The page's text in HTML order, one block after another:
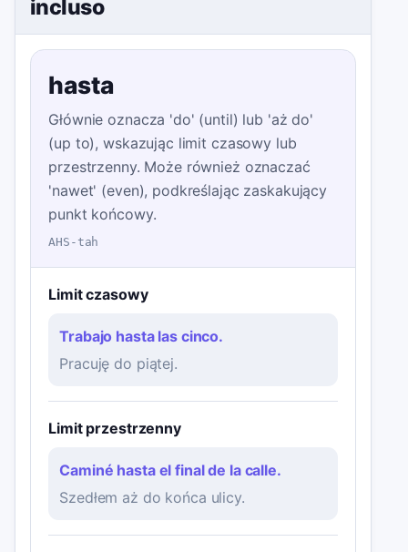
incluso
hasta
Głównie oznacza 'do' (until) lub 'aż do'
(up to), wskazując limit czasowy lub
przestrzenny. Może również oznaczać
'nawet' (even), podkreślając zaskakujący
punkt końcowy.
AHS-tah
Limit czasowy
Trabajo hasta las cinco.
Pracuję do piątej.
Limit przestrzenny
Caminé hasta el final de la calle.
Szedłem aż do końca ulicy.